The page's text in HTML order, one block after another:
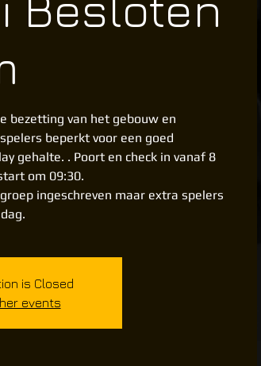
bezetting van het gebouw en
beperkt voor een goed
gehalte. . Poort en check in vanaf 8
om 09:30.
ingeschreven maar extra spelers
is Closed
events